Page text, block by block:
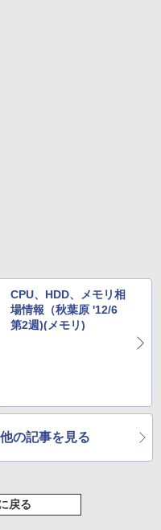
CPU、HDD、メモリ相
場情報（秋葉原 '12/6
第2週)(メモリ)
の記事を見る
戻る